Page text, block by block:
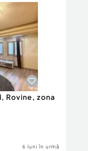
Rovine, zona
6 luni în urmă